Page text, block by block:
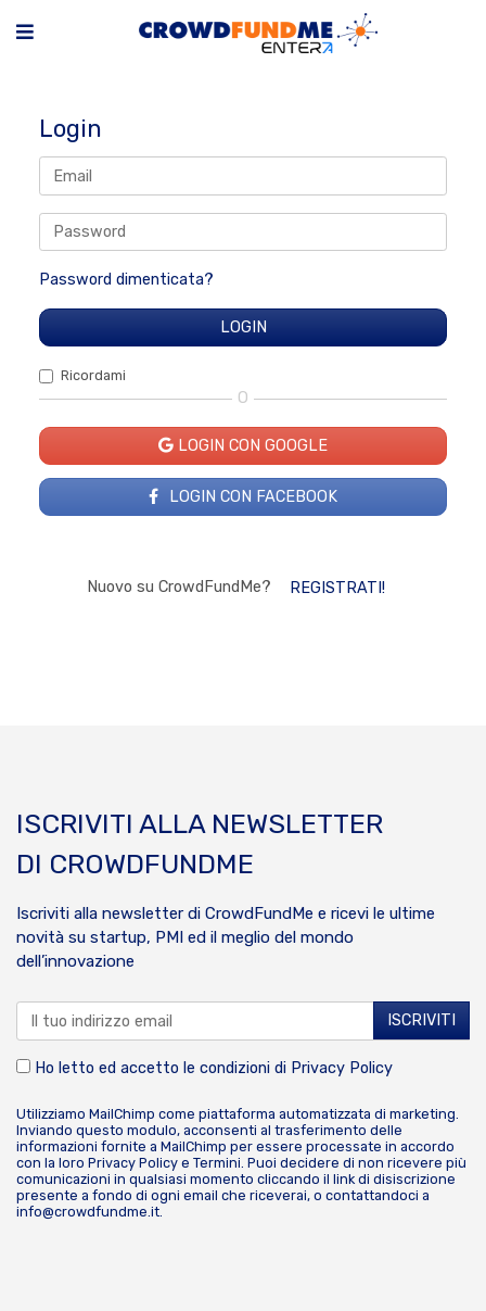
Login
Password dimenticata?
Ricordami
O
LOGIN CON GOOGLE
LOGIN CON FACEBOOK
Nuovo su CrowdFundMe? REGISTRATI!
ISCRIVITI ALLA NEWSLETTER
DI CROWDFUNDME
Iscriviti alla newsletter di CrowdFundMe e ricevi le ultime
novità su startup, PMI ed il meglio del mondo
dell’innovazione
Ho letto ed accetto le condizioni di Privacy Policy
Utilizziamo MailChimp come piattaforma automatizzata di marketing.
Inviando questo modulo, acconsenti al trasferimento delle
informazioni fornite a MailChimp per essere processate in accordo
con la loro Privacy Policy e Termini. Puoi decidere di non ricevere più
comunicazioni in qualsiasi momento cliccando il link di disiscrizione
presente a fondo di ogni email che riceverai, o contattandoci a
info@crowdfundme.it.